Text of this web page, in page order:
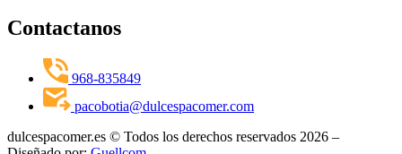
Contactanos
968-835849
pacobotia@dulcespacomer.com
dulcespacomer.es © Todos los derechos reservados 2026 –